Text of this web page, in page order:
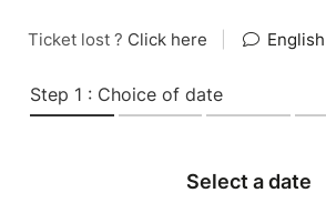
Ticket lost ? Click here English
Step 1 : Choice of date
Select a date